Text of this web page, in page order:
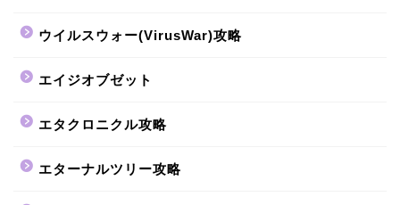
ウイルスウォー(VirusWar)攻略
エイジオブゼット
エタクロニクル攻略
エターナルツリー攻略